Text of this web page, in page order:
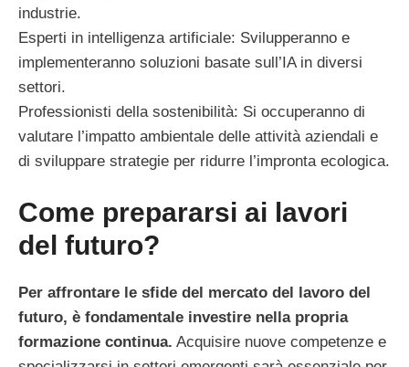
industrie.
Esperti in intelligenza artificiale: Svilupperanno e
implementeranno soluzioni basate sull’IA in diversi
settori.
Professionisti della sostenibilità: Si occuperanno di
valutare l’impatto ambientale delle attività aziendali e
di sviluppare strategie per ridurre l’impronta ecologica.
Come prepararsi ai lavori
del futuro?
Per affrontare le sfide del mercato del lavoro del
futuro, è fondamentale investire nella propria
formazione continua. Acquisire nuove competenze e